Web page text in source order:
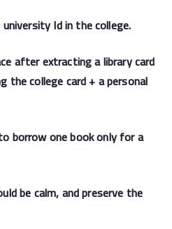
Id in the college.
after extracting a library card
the college card + a personal
borrow one book only for a
be calm, and preserve the